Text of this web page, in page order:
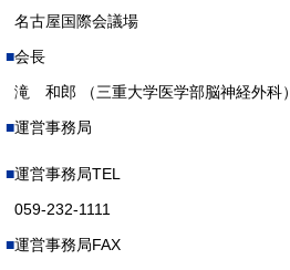
名古屋国際会議場
会長
滝 和郎 （三重大学医学部脳神経外科）
運営事務局
運営事務局TEL
059-232-1111
運営事務局FAX